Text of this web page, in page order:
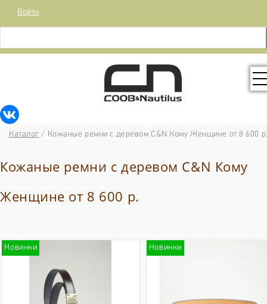
Войти
Каталог / Кожаные ремни с деревом C&N Кому Женщине от 8 600
Кожаные ремни с деревом C&N Кому
Женщине от 8 600 р.
Новинки Новинки